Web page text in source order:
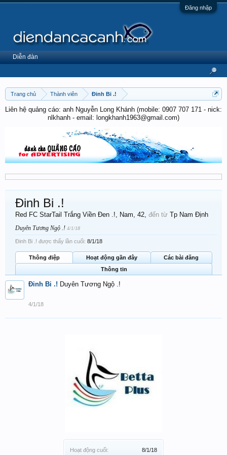
Đăng nhập
Trang chủ Thành viên Đinh Bi .!
Liên hệ quảng cáo: anh Nguyễn Long Khánh (mobile: 0907 707 171 - nick:
nlkhanh - email: longkhanh1963@gmail.com)
Hoạt động cuối:
8/1/18
Đinh Bi .!
Red FC StarTail Trắng Viền Đen .! , Nam, 42, đến từ Tp Nam Định
Duyên Tương Ngộ .! 4/1/18
Đinh Bi .! được thấy lần cuối: 8/1/18
Thông điệp Hoạt động gần đây
Các bài đăng
Thông tin
Đinh Bi .! Duyên Tương Ngộ .!
4/1/18
Diễn đàn